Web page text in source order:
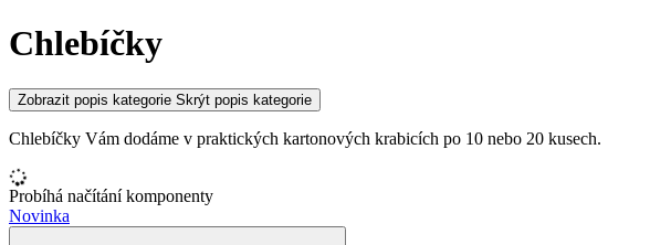
Chlebíčky
Zobrazit popis kategorie Skrýt popis kategorie
Chlebíčky Vám dodáme v praktických kartonových krabicích po 10 nebo 20 kusech.
Probíhá načítání komponenty
Novinka